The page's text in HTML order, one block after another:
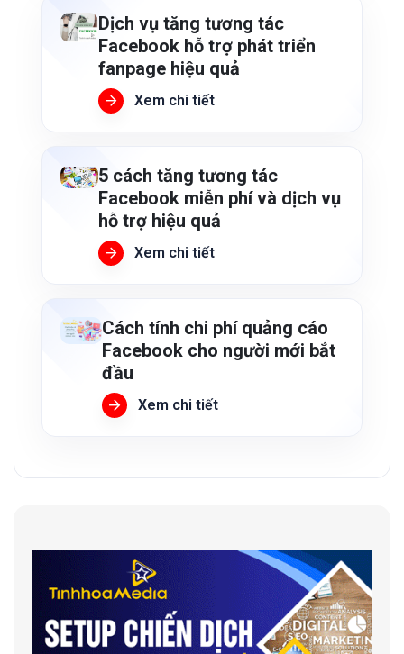
Dịch vụ tăng tương tác
Facebook hỗ trợ phát triển
fanpage hiệu quả
Xem chi tiết
5 cách tăng tương tác
Facebook miễn phí và dịch vụ
hỗ trợ hiệu quả
Xem chi tiết
Cách tính chi phí quảng cáo
Facebook cho người mới bắt
đầu
Xem chi tiết